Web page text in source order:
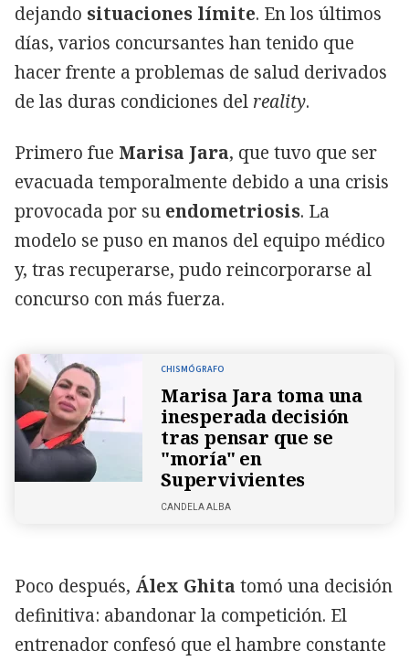
dejando situaciones límite. En los últimos
días, varios concursantes han tenido que
hacer frente a problemas de salud derivados
de las duras condiciones del reality.
Primero fue Marisa Jara, que tuvo que ser
evacuada temporalmente debido a una crisis
provocada por su endometriosis. La
modelo se puso en manos del equipo médico
y, tras recuperarse, pudo reincorporarse al
concurso con más fuerza.
CHISMÓGRAFO
Marisa Jara toma una
inesperada decisión
tras pensar que se
"moría" en
Supervivientes
CANDELA ALBA
Poco después, Álex Ghita tomó una decisión
definitiva: abandonar la competición. El
entrenador confesó que el hambre constante